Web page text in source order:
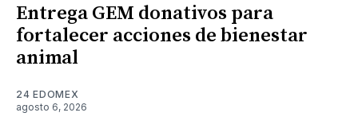
Entrega GEM donativos para
fortalecer acciones de bienestar
animal
24 EDOMEX
agosto 6, 2026